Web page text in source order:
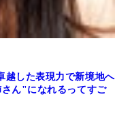
越した表現力で新境地へ
さん"になれるってすご